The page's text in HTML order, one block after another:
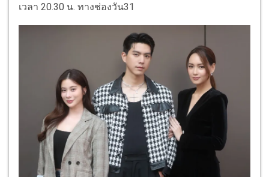
เวลา 20.30 น. ทางช่องวัน31